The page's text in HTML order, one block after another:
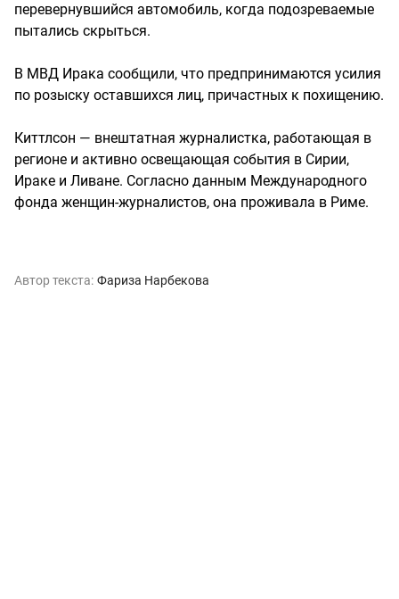
перевернувшийся автомобиль, когда подозреваемые
пытались скрыться.
В МВД Ирака сообщили, что предпринимаются усилия
по розыску оставшихся лиц, причастных к похищению.
Киттлсон — внештатная журналистка, работающая в
регионе и активно освещающая события в Сирии,
Ираке и Ливане. Согласно данным Международного
фонда женщин-журналистов, она проживала в Риме.
Автор текста: Фариза Нарбекова